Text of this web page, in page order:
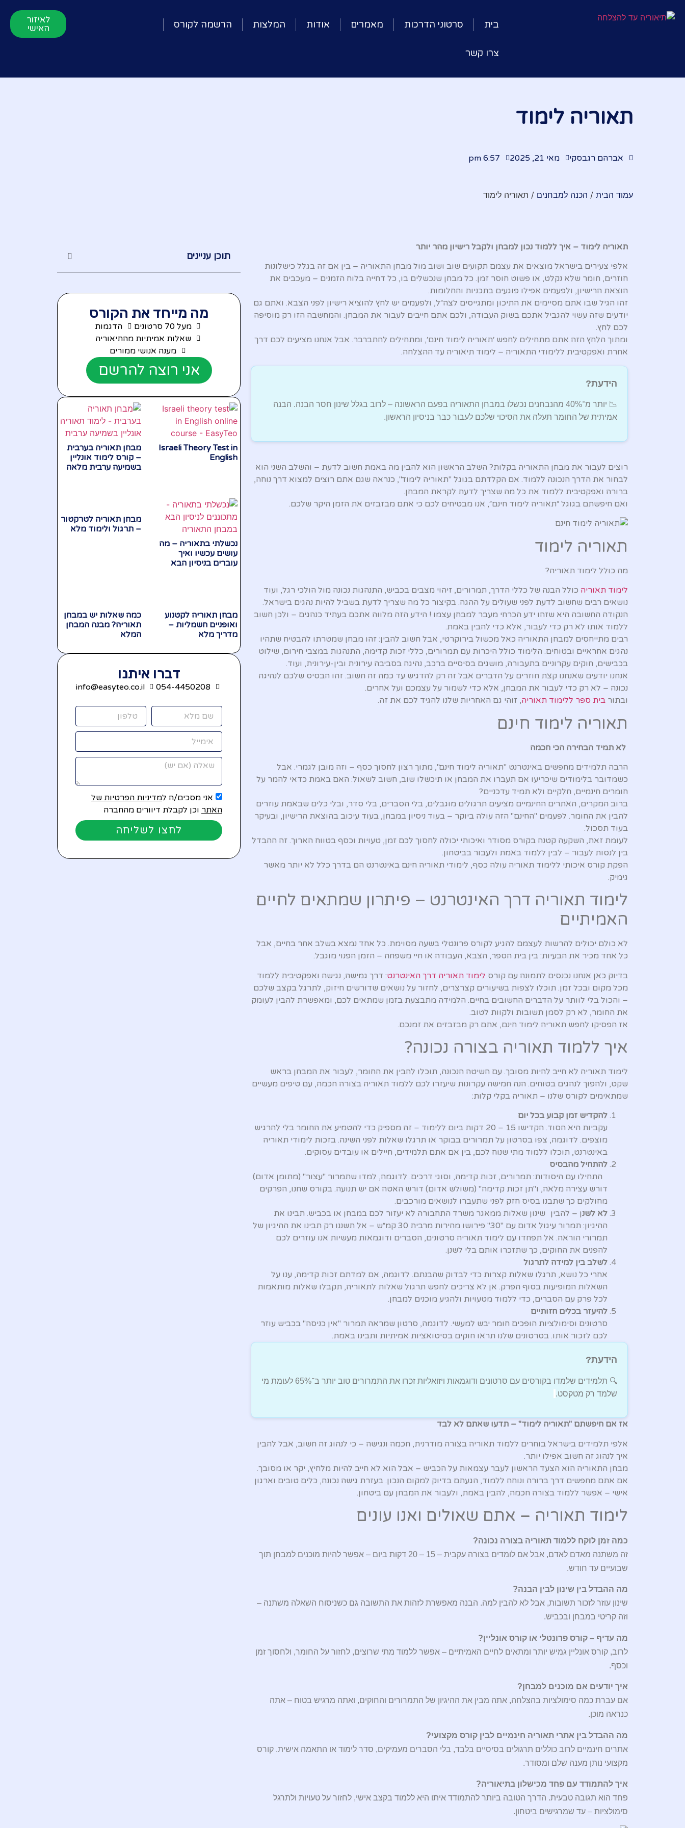
בית סרטוני הדרכות מאמרים אודות המלצות הרשמה לקורס
צרו קשר
לאיזור
האישי
תאוריה לימוד
אברהם רגבסקי מאי 21, 2025 6:57 pm
עמוד הבית / הכנה למבחנים / תאוריה לימוד
תאוריה לימוד – איך ללמוד נכון למבחן ולקבל רישיון מהר יותר
אלפי צעירים בישראל מוצאים את עצמם תקועים שוב ושוב מול מבחן התאוריה – בין אם זה בגלל כישלונות
חוזרים, חומר שלא נקלט, או פשוט חוסר זמן. כל מבחן שנכשלים בו, כל דחייה בלוח הזמנים – מעכבים את
הוצאת הרישיון, ולפעמים אפילו פוגעים בתכניות והחלומות.
זהו הגיל שבו אתם מסיימים את התיכון ומתגייסים לצה״ל, ולפעמים יש לחץ להוציא רישיון לפני הצבא. ואתם גם
יודעים שזה עשוי להגביל אתכם בשוק העבודה, ולכם אתם חייבים לעבור את המבחן. והמחשבה הזו רק מוסיפה
לכם לחץ.
ומתוך הלחץ הזה אתם מתחילים לחפש ׳תאוריה לימוד חינם׳, ומתחילים להתברבר. אבל אנחנו מציעים לכם דרך
אחרת ואפקטיבית ללימודי התאוריה – לימוד תיאוריה עד ההצלחה.
הידעת?
📉 יותר מ־40% מהנבחנים נכשלו במבחן התאוריה בפעם הראשונה – לרוב בגלל שינון חסר הבנה. הבנה
אמיתית של החומר תעלה את הסיכוי שלכם לעבור כבר בניסיון הראשון.
רוצים לעבור את מבחן התאוריה בקלות? השלב הראשון הוא להבין מה באמת חשוב לדעת – והשלב השני הוא
לבחור את הדרך הנכונה ללמוד. אם הקלדתם בגוגל "תאוריה לימוד", כנראה שגם אתם רוצים למצוא דרך נוחה,
ברורה ואפקטיבית ללמוד את כל מה שצריך לדעת לקראת המבחן.
ואם חיפשתם בגוגל ״תאוריה לימוד חינם״, אנו מבטיחים לכם כי אתם מבזבזים את הזמן היקר שלכם.
תאוריה לימוד
מה כולל לימוד תאוריה?
לימוד תאוריה כולל הבנה של כללי הדרך, תמרורים, זיהוי מצבים בכביש, התנהגות נכונה מול הולכי רגל, ועוד
נושאים רבים שחשוב לדעת לפני שעולים על ההגה. בקיצור כל מה שצריך לדעת בשביל להיות נהגים בישראל.
הנקודה החשובה היא שזהו ידע הכרחי מעבר למבחן עצמו ! הידע הזה מלווה אתכם בעתיד כנהגים – ולכן חשוב
ללמוד אותו לא רק כדי לעבור, אלא כדי להבין באמת.
רבים מתייחסים למבחן התאוריה כאל מכשול בירוקרטי, אבל חשוב להבין: זהו מבחן שמטרתו להבטיח שתהיו
נהגים אחראיים ובטוחים. הלימוד כולל היכרות עם תמרורים, כללי זכות קדימה, התנהגות במצבי חירום, שילוט
בכבישים, חוקים עקרוניים בתעבורה, מושגים בסיסיים ברכב, נהיגה בסביבה עירונית ובין-עירונית, ועוד.
אנחנו יודעים שאנחנו קצת חוזרים על הדברים אבל זה רק להדגיש עד כמה זה חשוב. זהו הבסיס שלכם לנהיגה
נכונה – לא רק כדי לעבור את המבחן, אלא כדי לשמור על עצמכם ועל אחרים.
ובתור בית ספר ללימוד תאוריה, זוהי גם האחריות שלנו להגיד לכם את זה.
תאוריה לימוד חינם
לא תמיד הבחירה הכי חכמה
הרבה תלמידים מחפשים באינטרנט "תאוריה לימוד חינם", מתוך רצון לחסוך כסף – וזה מובן לגמרי. אבל
כשמדובר בלימודים שיכריעו אם תעברו את המבחן או תיכשלו שוב, חשוב לשאול: האם באמת כדאי להמר על
חומרים חינמיים, חלקיים ולא תמיד עדכניים?
ברוב המקרים, האתרים החינמיים מציעים תרגולים מוגבלים, בלי הסברים, בלי סדר, ובלי כלים שבאמת עוזרים
להבין את החומר. לפעמים "החינם" הזה עולה ביוקר – בעוד ניסיון במבחן, בעוד עיכוב בהוצאת הרישיון, ובעיקר
בעוד תסכול.
לעומת זאת, השקעה קטנה בקורס מסודר ואיכותי יכולה לחסוך לכם זמן, טעויות וכסף בטווח הארוך. זה ההבדל
בין לנסות לעבור – לבין ללמוד באמת ולעבור בביטחון.
הפקת קורס איכותי ללימוד תאוריה עולה כסף, לימודי תאוריה חינם באינטרנט הם בדרך כלל לא יותר מאשר
גימיק.
לימוד תאוריה דרך האינטרנט – פיתרון שמתאים לחיים
האמיתיים
לא כולם יכולים להרשות לעצמם להגיע לקורס פרונטלי בשעה מסוימת. כל אחד נמצא בשלב אחר בחיים, אבל
כל אחד מכיר את הבעיות: בין בית הספר, הצבא, העבודה או חיי משפחה – הזמן הפנוי מוגבל.
בדיוק כאן אנחנו נכנסים לתמונה עם קורס לימוד תאוריה דרך האינטרנט: דרך גמישה, נגישה ואפקטיבית ללמוד
מכל מקום ובכל זמן. תוכלו לצפות בשיעורים קצרצרים, לחזור על נושאים שדורשים חיזוק, לתרגל בקצב שלכם
– והכול בלי לוותר על הדברים החשובים בחיים. הלמידה מתבצעת בזמן שמתאים לכם, ומאפשרת להבין לעומק
את החומר, לא רק לסמן תשובות ולקוות לטוב.
אז הפסיקו לחפש תאוריה לימוד חינם, אתם רק מבזבזים את זמנכם.
איך ללמוד תאוריה בצורה נכונה?
לימוד תאוריה לא חייב להיות מסובך. עם השיטה הנכונה, תוכלו להבין את החומר, לעבור את המבחן בראש
שקט, ולהפוך לנהגים בטוחים. הנה חמישה עקרונות שיעזרו לכם ללמוד תאוריה בצורה חכמה, עם טיפים מעשיים
שמתאימים לקורס שלנו – תאוריה בקלי קלות:
להקדיש זמן קבוע בכל יום
עקביות היא הסוד. הקדישו 20 – 15 דקות ביום ללימוד – זה מספיק כדי להטמיע את החומר בלי להרגיש
מוצפים. לדוגמה, צפו בסרטון על תמרורים בבוקר או תרגלו שאלות לפני השינה. בזכות לימודי תאוריה
באינטרנט, תוכלו ללמוד מתי שנוח לכם, בין אם אתם תלמידים, חיילים או עובדים עסוקים.
להתחיל מהבסיס
התחילו עם היסודות: תמרורים, זכות קדימה, וסוגי דרכים. לדוגמה, למדו שתמרור "עצור" (מתומן אדום)
דורש עצירה מלאה, ו"תן זכות קדימה" (משולש אדום) דורש האטה אם יש תנועה. בקורס שחנו, הפרקים
מחולקים כך שתבנו בסיס חזק לפני שתעברו לנושאים מורכבים.
לא לשנן – להבין שינון שאלות ממאגר משרד התחבורה לא יעזור לכם במבחן או בכביש. תבינו את
ההיגיון: תמרור עיגול אדום עם "30" פירושו מהירות מרבית 30 קמ״ש – אל תשננו רק תבינו את ההיגיון של
תמרורי הוראה. אל תפחדו עם לימוד תאוריה סרטונים, הסברים ודוגמאות מעשיות אנו עוזרים לכם
להפנים את החוקים, כך שתזכרו אותם בלי לשנן.
לשלב בין למידה לתרגול
אחרי כל נושא, תרגלו שאלות קצרות כדי לבדוק שהבנתם. לדוגמה, אם למדתם זכות קדימה, ענו על
השאלות המופיעות בסוף הפרק. אן לא צריכים לחפש תרגול שאלות לתאוריה, תקבלו שאלות מותאמות
לכל פרק עם הסברים, כדי ללמוד מטעויות ולהגיע מוכנים למבחן.
להיעזר בכלים חזותיים
סרטונים וסימולציות הופכים חומר יבש למעשי. לדוגמה, סרטון שמראה תמרור "אין כניסה" בכביש עוזר
לכם לזכור אותו. בסרטונים שלנו תראו חוקים בסיטואציות אמיתיות ותבינו באמת.
הידעת?
🔍 תלמידים שלמדו בקורסים עם סרטונים ודוגמאות ויזואליות זכרו את התמרורים טוב יותר ב־65% לעומת מי
שלמד רק מטקסט.
אז אם חיפשתם "תאוריה לימוד" – תדעו שאתם לא לבד
אלפי תלמידים בישראל בוחרים ללמוד תאוריה בצורה מודרנית, חכמה ונגישה – כי לנהוג זה חשוב, אבל להבין
איך לנהוג זה חשוב אפילו יותר.
מבחן התאוריה הוא הצעד הראשון לעבר עצמאות על הכביש – אבל הוא לא חייב להיות מלחיץ, יקר או מסובך.
אם אתם מחפשים דרך ברורה ונוחה ללמוד, הגעתם בדיוק למקום הנכון. בעזרת גישה נכונה, כלים טובים וארגון
אישי – אפשר ללמוד בצורה חכמה, להבין באמת, ולעבור את המבחן עם ביטחון.
לימוד תאוריה – אתם שאולים ואנו עונים
כמה זמן לוקח ללמוד תאוריה בצורה נכונה?
זה משתנה מאדם לאדם, אבל אם לומדים בצורה עקבית – 20 – 15 דקות ביום – אפשר להיות מוכנים למבחן תוך
שבועיים עד חודש.
מה ההבדל בין שינון לבין הבנה?
שינון עוזר לזכור תשובות, אבל לא להבין למה. הבנה מאפשרת לזהות את התשובה גם כשניסוח השאלה משתנה –
וזה קריטי במבחן ובכביש.
מה עדיף – קורס פרונטלי או קורס אונליין?
לרוב, קורס אונליין גמיש יותר ומתאים לחיים האמיתיים – אפשר ללמוד מתי שרוצים, לחזור על החומר, ולחסוך זמן
וכסף.
איך יודעים אם מוכנים למבחן?
אם עברת כמה סימולציות בהצלחה, אתה מבין את ההיגיון של התמרורים והחוקים, ואתה מרגיש בטוח – אתה
כנראה מוכן.
מה ההבדל בין אתרי תאוריה חינמיים לבין קורס מקצועי?
אתרים חינמיים לרוב כוללים תרגולים בסיסיים בלבד, בלי הסברים מעמיקים, סדר לימוד או התאמה אישית. קורס
מקצועי נותן מענה שלם ומסודר.
איך להתמודד עם פחד מכישלון בתיאוריה?
פחד הוא תגובה טבעית. הדרך הטובה ביותר להתמודד איתו היא ללמוד בקצב אישי, לחזור על טעויות ולתרגל
סימולציות – עד שמרגישים ביטחון.
תוכן עניינים
מה מייחד את הקורס
מעל 70 סרטונים
הדגמות
שאלות אמיתיות מהתיאוריה
מענה אנושי ממורים
אני רוצה להרשם
Israeli Theory Test in
English
מבחן תאוריה בערבית
– קורס לימוד אונליין
בשמיעה ערבית מלאה
נכשלתי בתאוריה – מה
עושים עכשיו ואיך
עוברים בניסיון הבא
מבחן תאוריה לטרקטור
– תרגול ולימוד מלא
מבחן תאוריה לקטנוע
ואופניים חשמליות –
מדריך מלא
כמה שאלות יש במבחן
תאוריה? מבנה המבחן
המלא
דברו איתנו
054-4450208
info@easyteo.co.il
אני מסכים/ה למדיניות הפרטיות של
האתר וכן לקבלת דיוורים מהחברה
לחצו לשליחה